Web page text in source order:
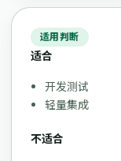
适用判断
适合
开发测试
轻量集成
不适合